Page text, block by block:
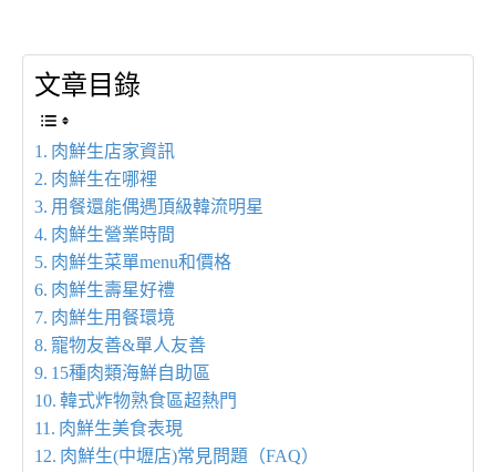
文章目錄
肉鮮生店家資訊
肉鮮生在哪裡
用餐還能偶遇頂級韓流明星
肉鮮生營業時間
肉鮮生菜單menu和價格
肉鮮生壽星好禮
肉鮮生用餐環境
寵物友善&單人友善
15種肉類海鮮自助區
韓式炸物熟食區超熱門
肉鮮生美食表現
肉鮮生(中壢店)常見問題（FAQ）